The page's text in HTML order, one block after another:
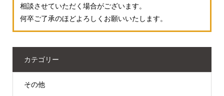
相談させていただく場合がございます。
何卒ご了承のほどよろしくお願いいたします。
カテゴリー
その他